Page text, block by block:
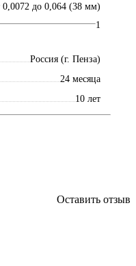
до 0,064 (38 мм)
1
Россия (г. Пенза)
24 месяца
10 лет
Оставить отзыв